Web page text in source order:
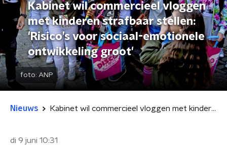
Kabinet wil commercieel vloggen
met kinderen strafbaar stellen:
'Risico’s voor sociaal-emotionele
ontwikkeling groot'
foto: ANP
Nieuws Kabinet wil commercieel vloggen met kinderen strafbaar stellen: 'Risico’s voor sociaal-emotionele ontwikkeling groot'
di 9 juni 10:31